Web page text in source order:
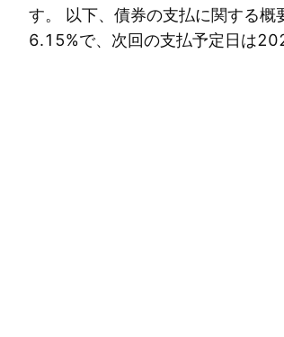
す。 以下、債券の支払に関する
6.15%で、次回の支払予定日は